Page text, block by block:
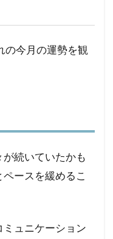
の今月の運勢を観
続いていたかも
ースを緩めるこ
ュニケーション